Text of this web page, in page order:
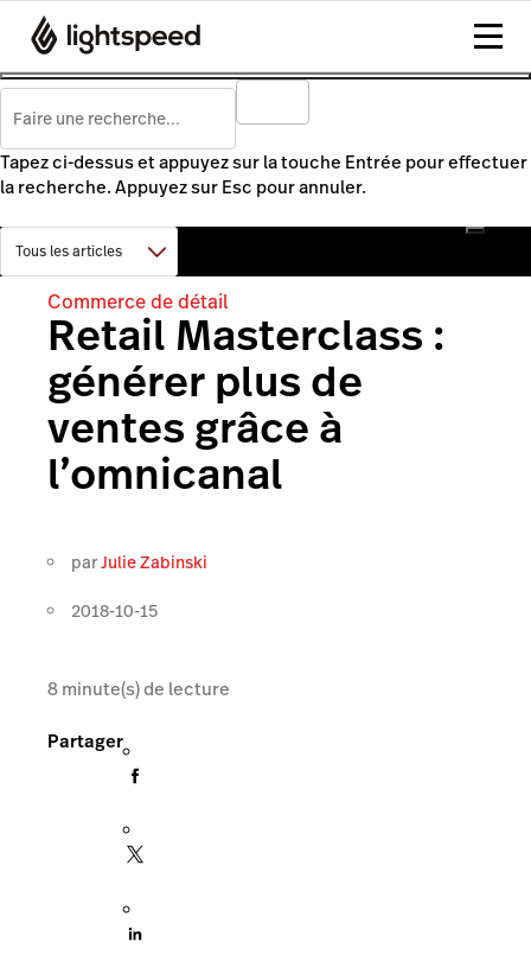
Tapez ci-dessus et appuyez sur la touche Entrée pour effectuer
la recherche. Appuyez sur Esc pour annuler.
Commerce de détail
Retail Masterclass :
générer plus de
ventes grâce à
l’omnicanal
parJulie Zabinski
2018-10-15
8minute(s) de lecture
Partager